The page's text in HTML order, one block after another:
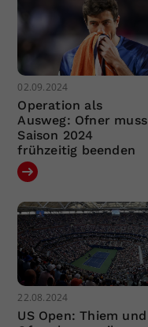
02.09.2024
Operation als
Ausweg: Ofner muss
Saison 2024
frühzeitig beenden
22.08.2024
US Open: Thiem und